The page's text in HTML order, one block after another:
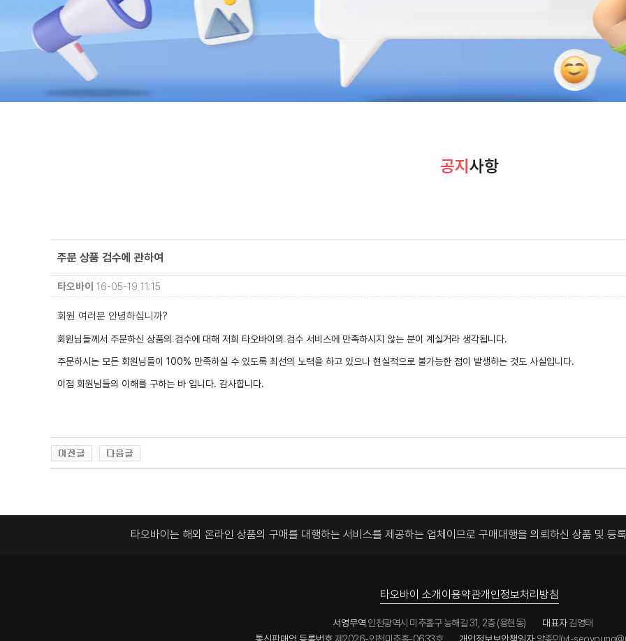
공지 사항
주문 상품 검수에 관하여
타오바이 16-05-19 11:15
회원 여러분 안녕하십니까?
회원님들께서 주문하신 상품의 검수에 대해 저희 타오바이의 검수 서비스에 만족하시지 않는 분이 계실거라 생각됩니다.
주문하시는 모든 회원님들이 100% 만족하실 수 있도록 최선의 노력을 하고 있으나 현실적으로 불가능한 점이 발생하는 것도 사실입니다.
이점 회원님들의 이해를 구하는 바 입니다. 감사합니다.
타오바이는 해외 온라인 상품의 구매를 대행하는 서비스를 제공하는 업체이므로 구매대행을 의뢰하신 상품 및 등
타오바이 소개이용약관개인정보처리방침
서영무역 인천광역시 미추홀구 능해길 31, 2층 (용현동) 대표자김영태